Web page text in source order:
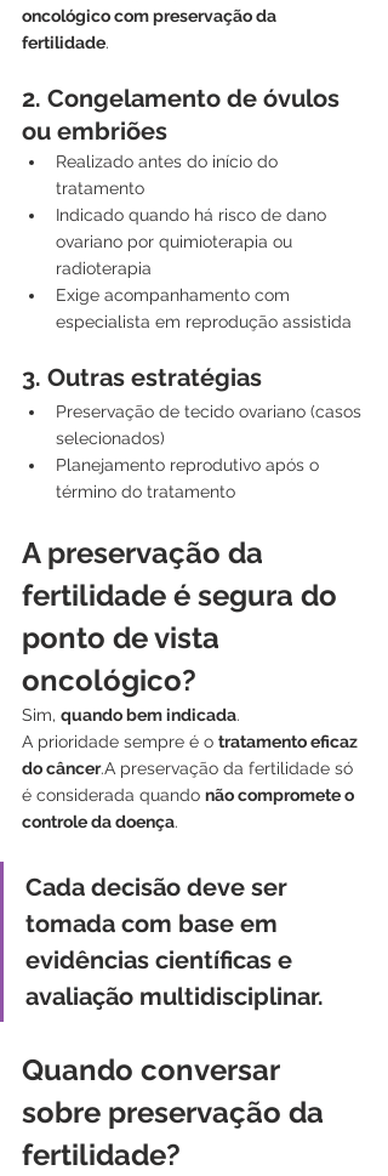
oncológico com preservação da
fertilidade.
2. Congelamento de óvulos
ou embriões
Realizado antes do início do
tratamento
Indicado quando há risco de dano
ovariano por quimioterapia ou
radioterapia
Exige acompanhamento com
especialista em reprodução assistida
3. Outras estratégias
Preservação de tecido ovariano (casos
selecionados)
Planejamento reprodutivo após o
término do tratamento
A preservação da
fertilidade é segura do
ponto de vista
oncológico?
Sim, quando bem indicada.
A prioridade sempre é o tratamento eficaz
do câncer.A preservação da fertilidade só
é considerada quando não compromete o
controle da doença.
Cada decisão deve ser
tomada com base em
evidências científicas e
avaliação multidisciplinar.
Quando conversar
sobre preservação da
fertilidade?